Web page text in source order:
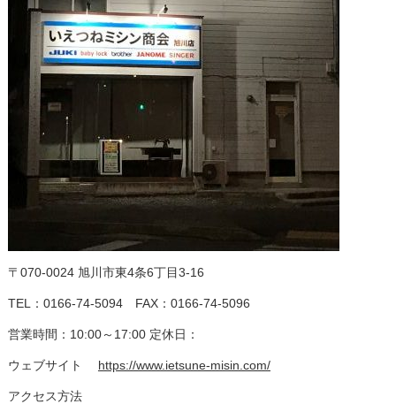
〒070-0024 旭川市東4条6丁目3-16
TEL：0166-74-5094 FAX：0166-74-5096
営業時間：10:00～17:00 定休日：
ウェブサイト https://www.ietsune-misin.com/
アクセス方法